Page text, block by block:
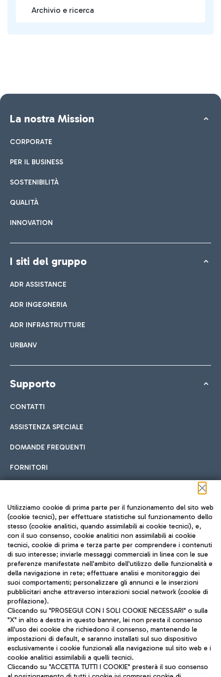
Archivio e ricerca
La nostra Mission
CORPORATE
PER IL BUSINESS
SOSTENIBILITÀ
QUALITÀ
INNOVATION
I siti del gruppo
ADR ASSISTANCE
ADR INGEGNERIA
ADR INFRASTRUTTURE
URBANV
Supporto
CONTATTI
ASSISTENZA SPECIALE
DOMANDE FREQUENTI
FORNITORI
Seguici sui social
TRAVEL JOURNAL
ITA
Aeroporti di Roma S.p.A. - Società soggetta a direzione e
coordinamento di Mundys S.p.A.
Utilizziamo cookie di prima parte per il funzionamento del sito web
(cookie tecnici), per effettuare statistiche sul funzionamento dello
stesso (cookie analitici, quando assimilabili ai cookie tecnici), e,
con il suo consenso, cookie analitici non assimilabili ai cookie
tecnici, cookie di prima e terza parte per comprendere i contenuti
di suo interesse; inviarle messaggi commerciali in linea con le sue
preferenze manifestate nell'ambito dell'utilizzo delle funzionalità e
della navigazione in rete; effettuare analisi e monitoraggio dei
suoi comportamenti; personalizzare gli annunci e le inserzioni
pubblicitari anche attraverso interazioni social network (cookie di
profilazione).
Cliccando su "PROSEGUI CON I SOLI COOKIE NECESSARI" o sulla
"X" in alto a destra in questo banner, lei non presta il consenso
all'uso dei cookie che richiedono il consenso, mantenendo le
impostazioni di default, e saranno installati sul suo dispositivo
esclusivamente i cookie funzionali alla navigazione sul sito web e i
cookie analitici assimilabili a quelli tecnici.
Cliccando su "ACCETTA TUTTI I COOKIE" presterà il suo consenso